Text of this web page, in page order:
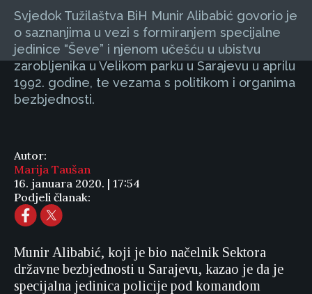
Svjedok Tužilaštva BiH Munir Alibabić govorio je
o saznanjima u vezi s formiranjem specijalne
jedinice “Ševe” i njenom učešću u ubistvu
zarobljenika u Velikom parku u Sarajevu u aprilu
1992. godine, te vezama s politikom i organima
bezbjednosti.
Autor:
Marija Taušan
16. januara 2020. | 17:54
Podjeli članak:
Munir Alibabić, koji je bio načelnik Sektora
državne bezbjednosti u Sarajevu, kazao je da je
specijalna jedinica policije pod komandom